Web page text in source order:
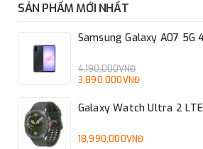
SẢN PHẨM MỚI NHẤT
Samsung Galaxy A07 5G
4,190,000VNĐ
3,890,000VNĐ
Galaxy Watch Ultra 2 LTE
18,990,000VNĐ